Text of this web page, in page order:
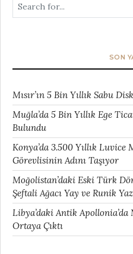
SON
Mısır’ın 5 Bin Yıllık Sabu
Muğla’da 5 Bin Yıllık Ege
Bulundu
Konya’da 3.500 Yıllık
Görevlisinin Adını Taşıyor
Moğolistan’daki Eski Türk
Şeftali Ağacı Yay ve Runik
Libya’daki Antik
Ortaya Çıktı